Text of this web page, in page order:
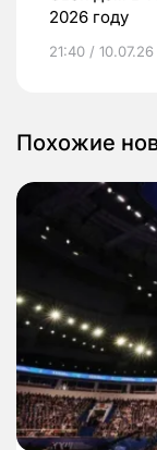
2026 году
21:40 / 10.07.26
Похожие